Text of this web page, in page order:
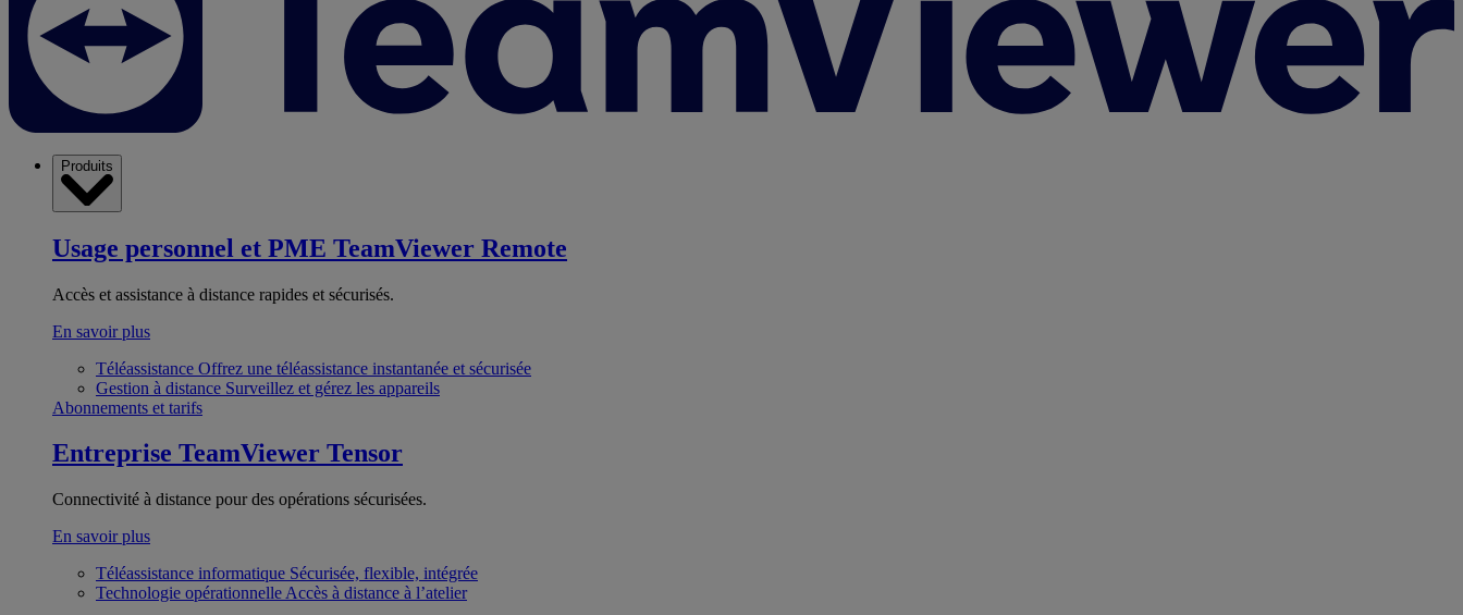
Produits
Usage personnel et PME TeamViewer Remote
Accès et assistance à distance rapides et sécurisés.
En savoir plus
Téléassistance Offrez une téléassistance instantanée et sécurisée
Gestion à distance Surveillez et gérez les appareils
Abonnements et tarifs
Entreprise TeamViewer Tensor
Connectivité à distance pour des opérations sécurisées.
En savoir plus
Téléassistance informatique Sécurisée, flexible, intégrée
Technologie opérationnelle Accès à distance à l’atelier